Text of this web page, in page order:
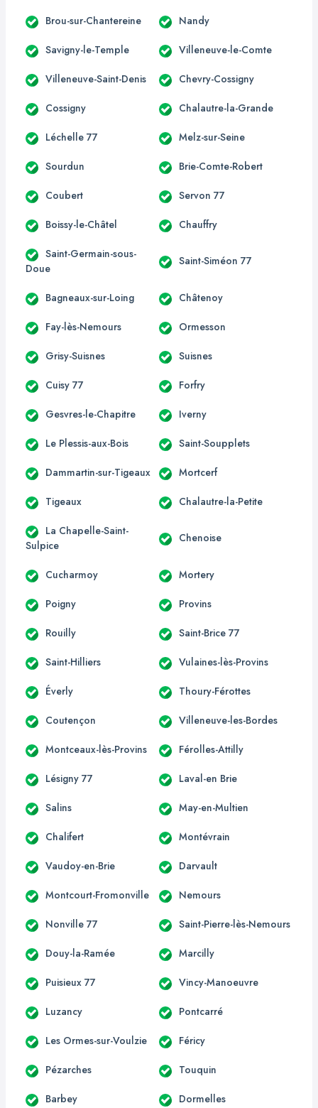
Brou-sur-Chantereine Nandy
Savigny-le-Temple Villeneuve-le-Comte
Villeneuve-Saint-Denis Chevry-Cossigny
Cossigny Chalautre-la-Grande
Léchelle 77 Melz-sur-Seine
Sourdun Brie-Comte-Robert
Coubert Servon 77
Boissy-le-Châtel Chauffry
Saint-Germain-sous-
Doue
Saint-Siméon 77
Bagneaux-sur-Loing Châtenoy
Fay-lès-Nemours Ormesson
Grisy-Suisnes Suisnes
Cuisy 77 Forfry
Gesvres-le-Chapitre Iverny
Le Plessis-aux-Bois Saint-Soupplets
Dammartin-sur-Tigeaux Mortcerf
Tigeaux Chalautre-la-Petite
La Chapelle-Saint-
Sulpice
Chenoise
Cucharmoy Mortery
Poigny Provins
Rouilly Saint-Brice 77
Saint-Hilliers Vulaines-lès-Provins
Éverly Thoury-Férottes
Coutençon Villeneuve-les-Bordes
Montceaux-lès-Provins Férolles-Attilly
Lésigny 77 Laval-en Brie
Salins May-en-Multien
Chalifert Montévrain
Vaudoy-en-Brie Darvault
Montcourt-Fromonville Nemours
Nonville 77 Saint-Pierre-lès-Nemours
Douy-la-Ramée Marcilly
Puisieux 77 Vincy-Manoeuvre
Luzancy Pontcarré
Les Ormes-sur-Voulzie Féricy
Pézarches Touquin
Barbey Dormelles